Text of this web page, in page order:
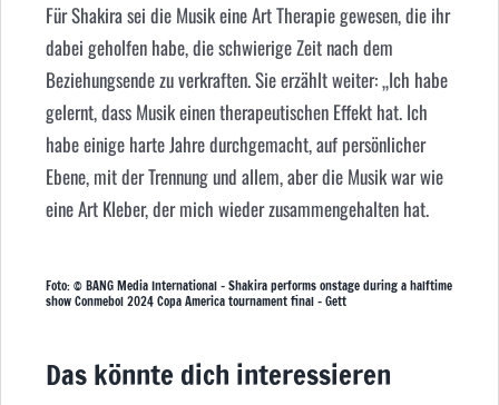
FürShakirasei die Musik eine Art Therapie gewesen, die ihr
dabei geholfen habe, die schwierige Zeit nach dem
Beziehungsende zu verkraften. Sie erzählt weiter: „Ich habe
gelernt, dass Musik einen therapeutischen Effekt hat. Ich
habe einige harte Jahre durchgemacht, auf persönlicher
Ebene, mit der Trennung und allem, aber die Musik war wie
eine Art Kleber, der mich wieder zusammengehalten hat.
Foto: © BANG Media International – Shakira performs onstage during a halftime
show Conmebol 2024 Copa America tournament final – Gett
Das könnte dich interessieren